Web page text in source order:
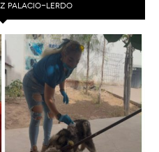
PALACIO-LERDO